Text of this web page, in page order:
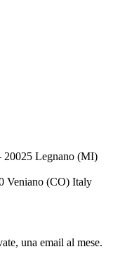
20025 Legnano (MI)
Veniano (CO) Italy
una email al mese.